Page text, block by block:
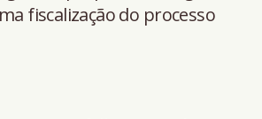
fiscalização do processo